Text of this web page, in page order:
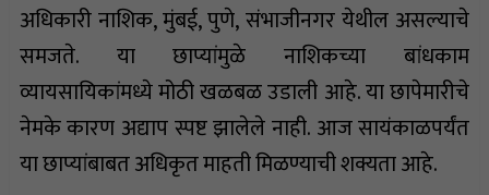
अधिकारी नाशिक, मुंबई, पुणे, संभाजीनगर येथील असल्याचे
समजते. या छाप्यांमुळे नाशिकच्या बांधकाम
व्यायसायिकांमध्ये मोठी खळबळ उडाली आहे. या छापेमारीचे
नेमके कारण अद्याप स्पष्ट झालेले नाही. आज सायंकाळपर्यंत
या छाप्यांबाबत अधिकृत माहती मिळण्याची शक्यता आहे.